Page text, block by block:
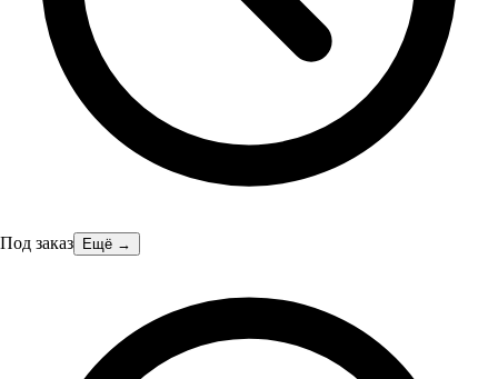
Под заказ Ещё →